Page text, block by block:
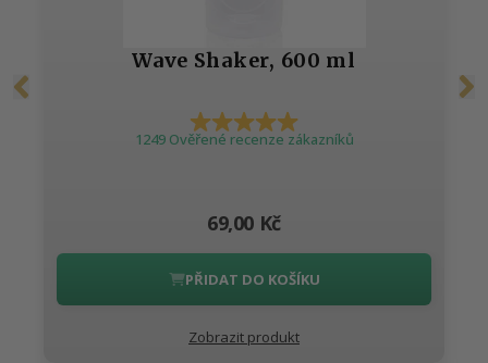
Wave Shaker, 600 ml
1249 Ověřené recenze zákazníků
69,00 Kč
PŘIDAT DO KOŠÍKU
Zobrazit produkt